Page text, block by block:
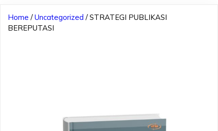
Home /Uncategorized / STRATEGI PUBLIKASI
BEREPUTASI